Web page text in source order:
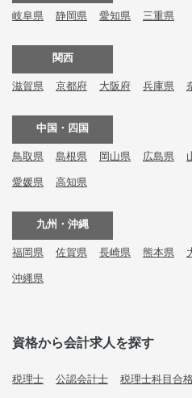
岐阜県 静岡県 愛知県 三重県
関西
滋賀県 京都府 大阪府 兵庫県
中国・四国
鳥取県 島根県 岡山県 広島県
愛媛県 高知県
九州・沖縄
福岡県 佐賀県 長崎県 熊本県
沖縄県
資格から会計求人を探す
税理士 公認会計士 税理士科目合